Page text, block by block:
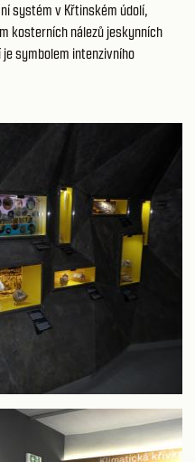
systém v Křtinském údolí,
kosterních nálezů jeskynních
symbolem intenzivního